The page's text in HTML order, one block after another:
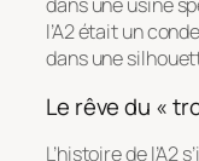
l’A2 était un
dans une
Le rêve du «
L’histoire de l’A2